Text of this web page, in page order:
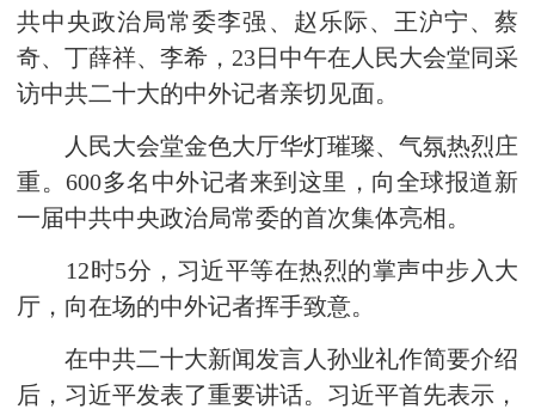
共中央政治局常委李强、赵乐际、王沪宁、蔡
奇、丁薛祥、李希，23日中午在人民大会堂同采
访中共二十大的中外记者亲切见面。
人民大会堂金色大厅华灯璀璨、气氛热烈庄
重。600多名中外记者来到这里，向全球报道新
一届中共中央政治局常委的首次集体亮相。
12时5分，习近平等在热烈的掌声中步入大
厅，向在场的中外记者挥手致意。
在中共二十大新闻发言人孙业礼作简要介绍
后，习近平发表了重要讲话。习近平首先表示，